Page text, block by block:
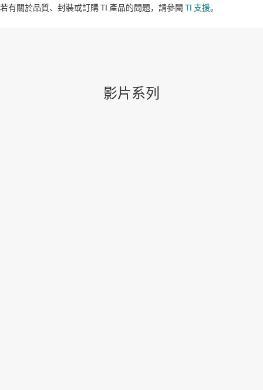
若有關於品質、封裝或訂購 TI 產品的問題，請參閱 TI 支援。​​​​​​​​​​​​​​
影片系列